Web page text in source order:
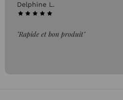
Delphine L.
"Rapide et bon produit"